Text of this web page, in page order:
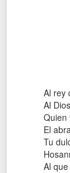
Al rey
Al
Quien
El
Tu
Al